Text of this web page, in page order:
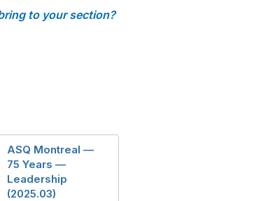
to your section?
ASQ Montreal —
75 Years —
Leadership
(2025.03)